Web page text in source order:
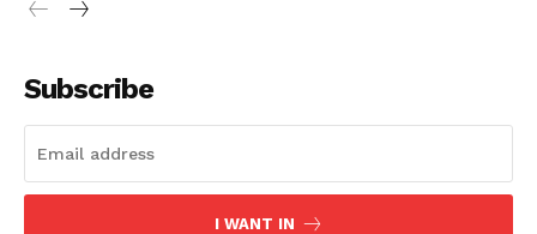
Subscribe
I WANT IN